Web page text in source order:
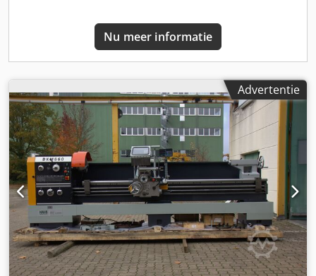
Nu meer informatie
Advertentie